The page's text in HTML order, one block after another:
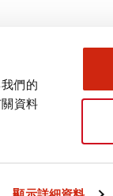
們的
資料